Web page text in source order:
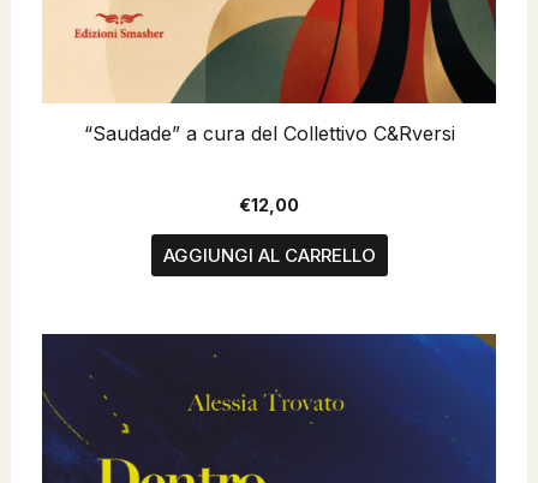
“Saudade” a cura del Collettivo C&Rversi
€12,00
AGGIUNGI AL CARRELLO